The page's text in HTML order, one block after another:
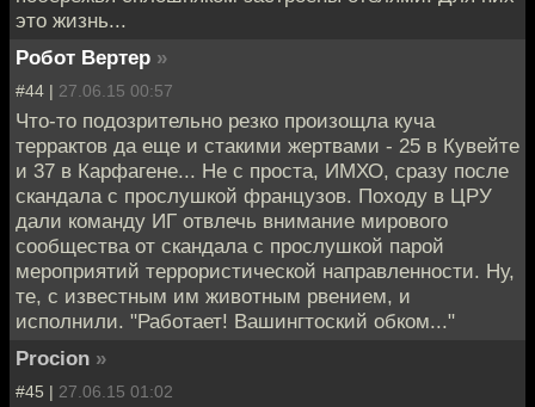
это жизнь...
Робот Вертер »
#44 | 27.06.15 00:57
Что-то подозрительно резко произощла куча
террактов да еще и стакими жертвами - 25 в Кувейте
и 37 в Карфагене... Не с проста, ИМХО, сразу после
скандала с прослушкой французов. Походу в ЦРУ
дали команду ИГ отвлечь внимание мирового
сообщества от скандала с прослушкой парой
мероприятий террористической направленности. Ну,
те, с известным им животным рвением, и
исполнили. "Работает! Вашингтоский обком..."
Procion »
#45 | 27.06.15 01:02